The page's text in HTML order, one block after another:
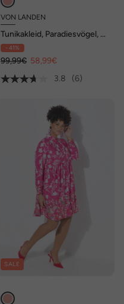
VON LANDEN
Tunikakleid, Paradiesvögel, V-
Ausschnitt, 3/4-Arm
- 41%
99,99€ 58,99€
3.8
(6)
SALE